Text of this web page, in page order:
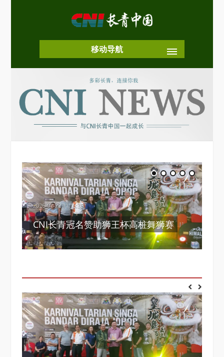
移动导航
2026-07-22 11:15:35
CNI长青冠名赞助狮王杯高桩舞狮赛
2026-06-01 10:06:05
青岛有约，共贺庆典 ——马来西亚驻华
大使访问长青中国